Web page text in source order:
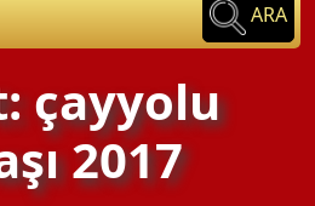
ARA
çayyolu
2017